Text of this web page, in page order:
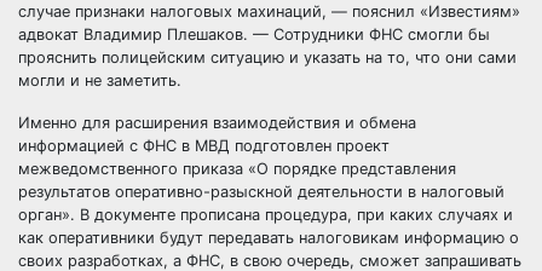
случае признаки налоговых махинаций, — пояснил «Известиям»
адвокат Владимир Плешаков. — Сотрудники ФНС смогли бы
прояснить полицейским ситуацию и указать на то, что они сами
могли и не заметить.
Именно для расширения взаимодействия и обмена
информацией с ФНС в МВД подготовлен проект
межведомственного приказа «О порядке представления
результатов оперативно-разыскной деятельности в налоговый
орган». В документе прописана процедура, при каких случаях и
как оперативники будут передавать налоговикам информацию о
своих разработках, а ФНС, в свою очередь, сможет запрашивать